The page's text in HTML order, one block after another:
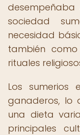
sociedad
necesidad
también
rituales
Los sumerios
ganaderos, lo
una dieta
principales